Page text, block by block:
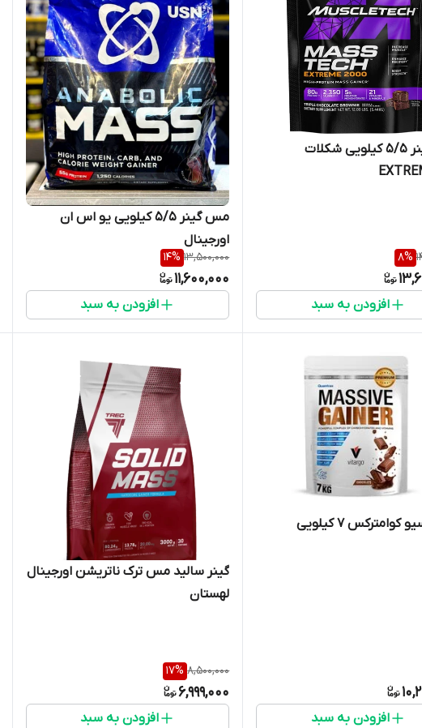
مس گینر ۵/۵ کیلویی شکلات
8%
افزودن به سبد
مس گینر ۵/۵ کیلویی یو اس ان
اورجینال
13,500,000
14%
11,600,000
افزودن به سبد
کوامترکس ۷ کیلویی
افزودن به سبد
گینر سالید مس ترک ناتریشن اورجینال
لهستان
8,500,000
17%
6,999,000
افزودن به سبد